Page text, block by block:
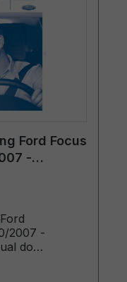
Ford Focus
-
2007 -
do